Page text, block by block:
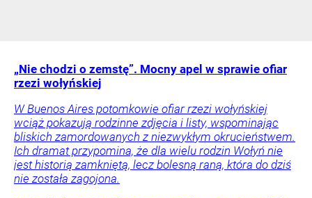
„Nie chodzi o zemstę”. Mocny apel w sprawie ofiar
rzezi wołyńskiej
W Buenos Aires potomkowie ofiar rzezi wołyńskiej
wciąż pokazują rodzinne zdjęcia i listy, wspominając
bliskich zamordowanych z niezwykłym okrucieństwem.
Ich dramat przypomina, że dla wielu rodzin Wołyń nie
jest historią zamkniętą, lecz bolesną raną, która do dziś
nie została zagojona.